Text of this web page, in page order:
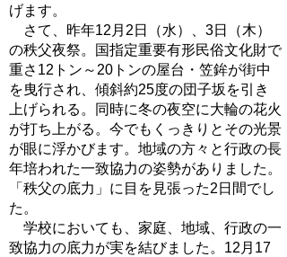
げます。
さて、昨年12月2日（水）、3日（木）
の秩父夜祭。国指定重要有形民俗文化財で
重さ12トン～20トンの屋台・笠鉾が街中
を曳行され、傾斜約25度の団子坂を引き
上げられる。同時に冬の夜空に大輪の花火
が打ち上がる。今でもくっきりとその光景
が眼に浮かびます。地域の方々と行政の長
年培われた一致協力の姿勢がありました。
「秩父の底力」に目を見張った2日間でし
た。
学校においても、家庭、地域、行政の一
致協力の底力が実を結びました。12月17